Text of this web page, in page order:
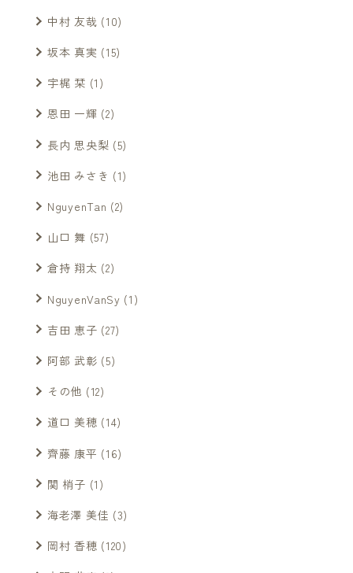
中村 友哉 (10)
坂本 真実 (15)
宇梶 栞 (1)
恩田 一輝 (2)
長内 思央梨 (5)
池田 みさき (1)
NguyenTan (2)
山口 舞 (57)
倉持 翔太 (2)
NguyenVanSy (1)
吉田 恵子 (27)
阿部 武彰 (5)
その他 (12)
道口 美穂 (14)
齊藤 康平 (16)
関 梢子 (1)
海老澤 美佳 (3)
岡村 香穂 (120)